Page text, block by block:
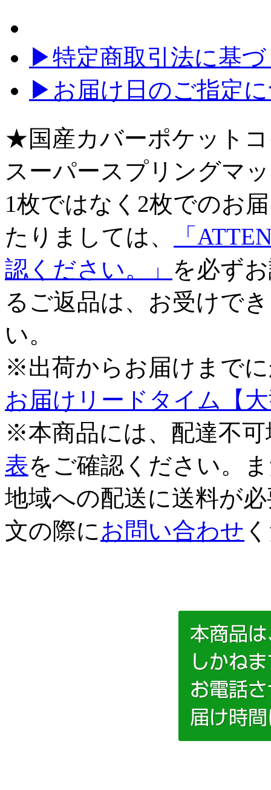
▶特定商取引法に基
▶お届け日のご指定
★国産カバーポケット
スーパースプリングマ
1枚ではなく2枚でのお
たりましては、
「
認ください。」 を必ず
るご返品は、お受けで
い。
※出荷からお届けまで
お届けリードタイム【
※本商品には、配達不
表をご確認ください。
地域への配送に送料が
文の際に お問い合わせ